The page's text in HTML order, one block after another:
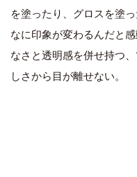
を塗ったり、グロスを塗
なに印象が変わるんだと
なさと透明感を併せ持つ
しさから目が離せない。